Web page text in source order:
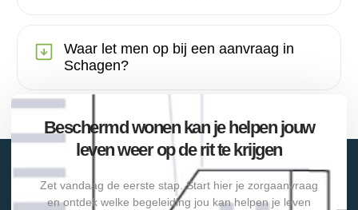
Waar let men op bij een aanvraag in
Schagen?
Beschermd wonen kan je helpen jouw
leven weer op de rit te krijgen
Zet vandaag de eerste stap. Start hier je zorgaanvraag
en ontdek welke begeleiding jou kan helpen je leven